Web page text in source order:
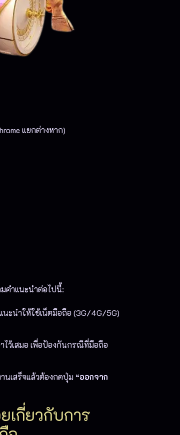
แยกต่างหาก)
คำแนะนำต่อไปนี้:
นะนำให้ใช้เน็ตมือถือ (3G/4G/5G)
ไว้เสมอ เพื่อป้องกันกรณีที่มือถือ
นเสร็จแล้วต้องกดปุ่ม “ออกจาก
เกี่ยวกับการ